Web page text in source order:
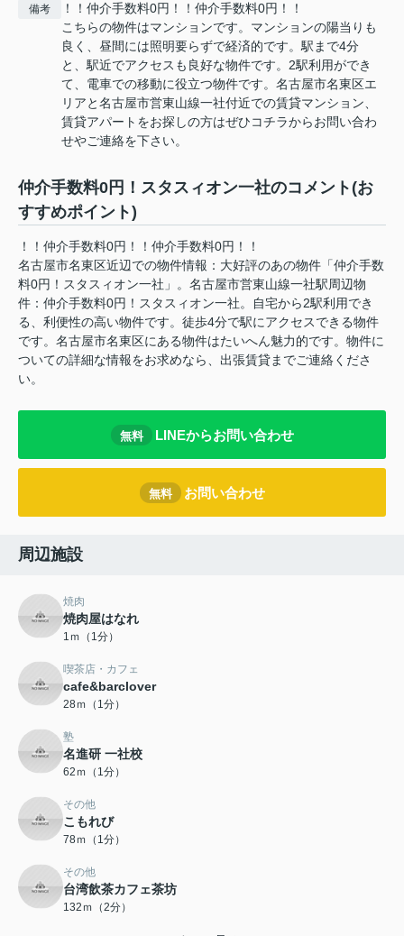
備考
！！仲介手数料0円！！仲介手数料0円！！
こちらの物件はマンションです。マンションの陽当りも
良く、昼間には照明要らずで経済的です。駅まで4分
と、駅近でアクセスも良好な物件です。2駅利用ができ
て、電車での移動に役立つ物件です。名古屋市名東区エ
リアと名古屋市営東山線一社付近での賃貸マンション、
賃貸アパートをお探しの方はぜひコチラからお問い合わ
せやご連絡を下さい。
仲介手数料0円！スタスィオン一社のコメント(お
すすめポイント)
！！仲介手数料0円！！仲介手数料0円！！
名古屋市名東区近辺での物件情報：大好評のあの物件「仲介手数
料0円！スタスィオン一社」。名古屋市営東山線一社駅周辺物
件：仲介手数料0円！スタスィオン一社。自宅から2駅利用でき
る、利便性の高い物件です。徒歩4分で駅にアクセスできる物件
です。名古屋市名東区にある物件はたいへん魅力的です。物件に
ついての詳細な情報をお求めなら、出張賃貸までご連絡くださ
い。
無料 LINEからお問い合わせ
無料 お問い合わせ
周辺施設
焼肉
焼肉屋はなれ
1ｍ（1分）
喫茶店・カフェ
cafe&barclover
28ｍ（1分）
塾
名進研 一社校
62ｍ（1分）
その他
こもれび
78ｍ（1分）
その他
台湾飲茶カフェ茶坊
132ｍ（2分）